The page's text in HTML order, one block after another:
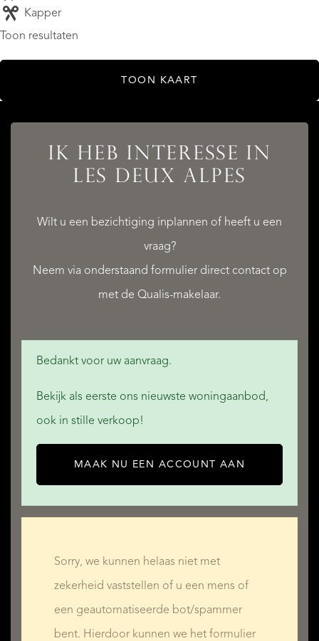
Kapper
Toon resultaten
TOON KAART
IK HEB INTERESSE IN
LES DEUX ALPES
Wilt u een bezichtiging inplannen of heeft u een
vraag?
Neem via onderstaand formulier direct contact op
met de Qualis-makelaar.
Bedankt voor uw aanvraag.
Bekijk als eerste ons nieuwste woningaanbod,
ook in stille verkoop!
MAAK NU EEN ACCOUNT AAN
Sorry, we kunnen helaas niet met
zekerheid vaststellen of u een mens of
een geautomatiseerde bot/spammer
bent. Hierdoor kunnen we het formulier